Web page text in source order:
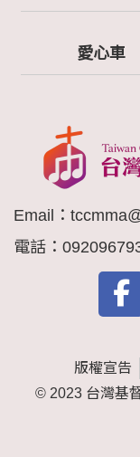
愛心車
Email：
電話：
版權宣告
© 2023 台灣基